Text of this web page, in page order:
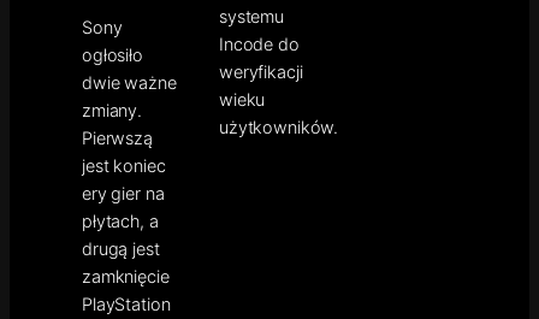
Sony
ogłosiło
dwie ważne
zmiany.
Pierwszą
jest koniec
ery gier na
płytach, a
drugą jest
zamknięcie
PlayStation
systemu
Incode do
weryfikacji
wieku
użytkowników.